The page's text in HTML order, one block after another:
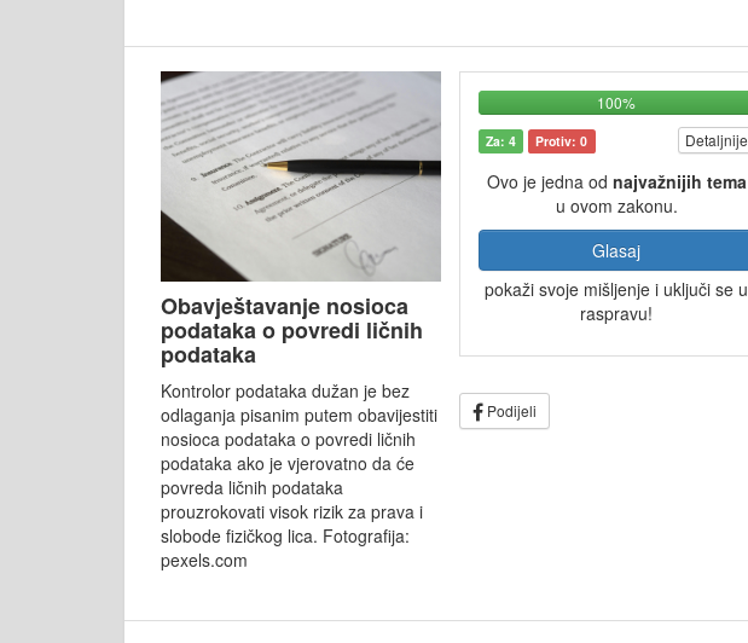
Obavještavanje nosioca
podataka o povredi ličnih
podataka
Kontrolor podataka dužan je bez
odlaganja pisanim putem obavijestiti
nosioca podataka o povredi ličnih
podataka ako je vjerovatno da će
povreda ličnih podataka
prouzrokovati visok rizik za prava i
slobode fizičkog lica. Fotografija:
pexels.com
100%
Za: 4 Protiv: 0 Detaljnije
Ovo je jedna od najvažnijih tema
u ovom zakonu.
Glasaj
pokaži svoje mišljenje i uključi se u
raspravu!
Podijeli